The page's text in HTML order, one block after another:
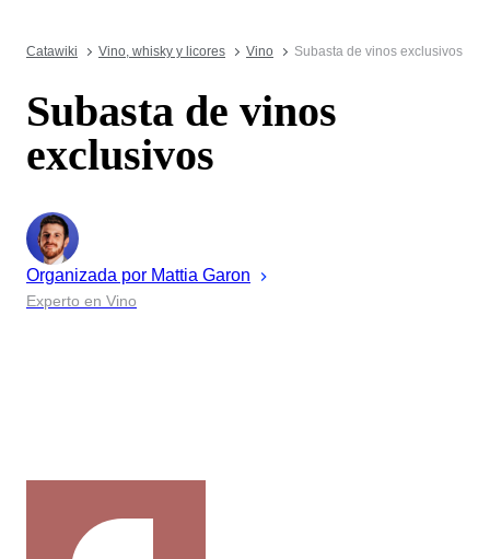
Catawiki Vino, whisky y licores Vino Subasta de vinos exclusivos
Subasta de vinos
exclusivos
Organizada por Mattia Garon
Experto en Vino